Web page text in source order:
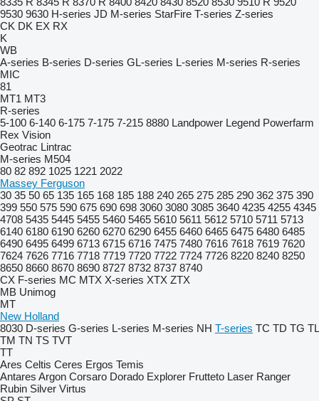
9530 9630 H-series JD M-series StarFire T-series Z-series
CK DK EX RX
K
WB
A-series B-series D-series GL-series L-series M-series R-series
MIC
81
MT1 MT3
R-series
5-100 6-140 6-175 7-175 7-215 8880 Landpower Legend Powerfarm
Rex Vision
Geotrac Lintrac
M-series M504
80 82 892 1025 1221 2022
Massey Ferguson
30 35 50 65 135 165 168 185 188 240 265 275 285 290 362 375 390
399 550 575 590 675 690 698 3060 3080 3085 3640 4235 4255 4345
4708 5435 5445 5455 5460 5465 5610 5611 5612 5710 5711 5713
6140 6180 6190 6260 6270 6290 6455 6460 6465 6475 6480 6485
6490 6495 6499 6713 6715 6716 7475 7480 7616 7618 7619 7620
7624 7626 7716 7718 7719 7720 7722 7724 7726 8220 8240 8250
8650 8660 8670 8690 8727 8732 8737 8740
CX F-series MC MTX X-series XTX ZTX
MB Unimog
MT
New Holland
8030 D-series G-series L-series M-series NH T-series TC TD TG TL
TM TN TS TVT
TT
Ares Celtis Ceres Ergos Temis
Antares Argon Corsaro Dorado Explorer Frutteto Laser Ranger
Rubin Silver Virtus